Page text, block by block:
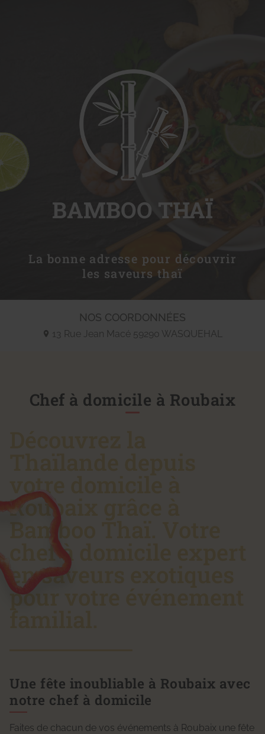
BAMBOO THAÏ
La bonne adresse pour découvrir
les saveurs thaï
NOS COORDONNÉES
13 Rue Jean Macé 59290 WASQUEHAL
Chef à domicile à Roubaix
votre domicile à
Roubaix grâce à
Bamboo Thaï. Votre
chef à domicile expert
en saveurs exotiques
pour votre événement
Une fête inoubliable à Roubaix avec
notre chef à domicile
Faites de chacun de vos événements à Roubaix une fête